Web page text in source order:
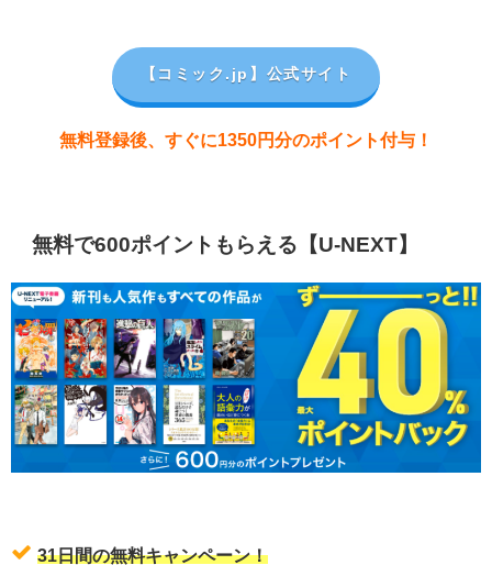
【コミック.jp 】公式サイト
無料登録後、すぐに1350円分のポイント付与！
無料で600ポイントもらえる【U-NEXT】
31日間の無料キャンペーン！